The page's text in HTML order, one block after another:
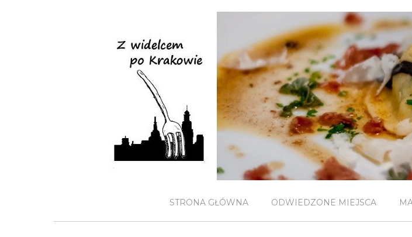
STRONA GŁÓWNA ODWIEDZONE MIEJSCA